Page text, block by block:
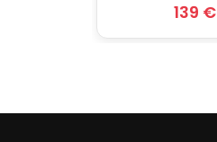
139 €